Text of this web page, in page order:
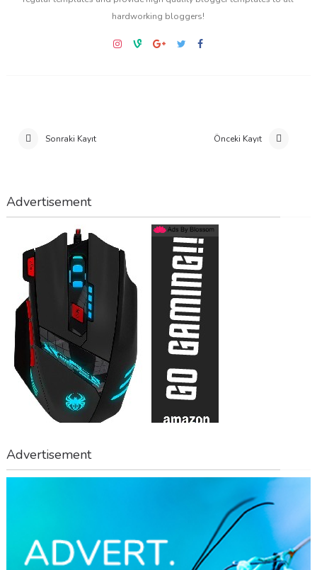
hardworking bloggers!
Sonraki Kayıt Önceki Kayıt
Advertisement
Advertisement